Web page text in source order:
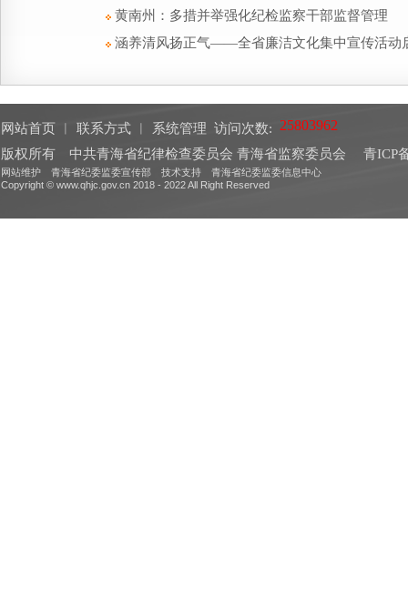
黄南州：多措并举强化纪检监察干部监督管理
涵养清风扬正气——全省廉洁文化集中宣传活动
网站首页 联系方式 系统管理 访问次数:
版权所有 中共青海省纪律检查委员会 青海省监察委员会
青ICP
网站维护 青海省纪委监委宣传部 技术支持 青海省纪委监委信息中心
Copyright © www.qhjc.gov.cn 2018 - 2022 All Right Reserved